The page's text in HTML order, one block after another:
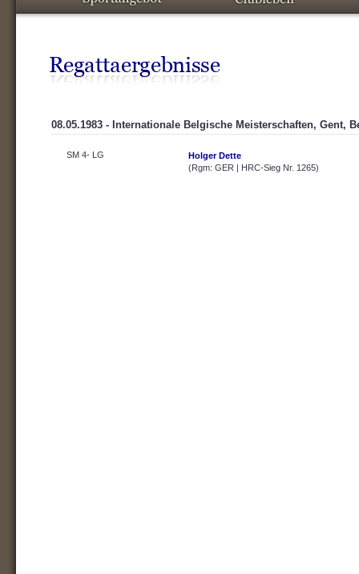
08.05.1983 - Internationale Belgische Meisterschaften, Gent,
SM 4- LG
Holger Dette
(Rgm: GER | HRC-Sieg Nr. 1265)